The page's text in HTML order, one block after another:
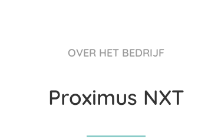
OVER HET BEDRIJF
Proximus NXT